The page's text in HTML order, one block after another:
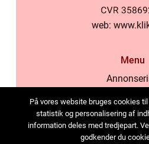
web:
Menu
Cookies
Kontakta
På vores website bruges cookies
statistik og personalisering af
information deles med tredjepart.
godkender du